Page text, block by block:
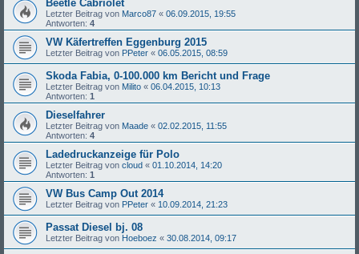
Beetle Cabriolet
Letzter Beitrag von Marco87 « 06.09.2015, 19:55
Antworten: 4
VW Käfertreffen Eggenburg 2015
Letzter Beitrag von PPeter « 06.05.2015, 08:59
Skoda Fabia, 0-100.000 km Bericht und Frage
Letzter Beitrag von Milito « 06.04.2015, 10:13
Antworten: 1
Dieselfahrer
Letzter Beitrag von Maade « 02.02.2015, 11:55
Antworten: 4
Ladedruckanzeige für Polo
Letzter Beitrag von cloud « 01.10.2014, 14:20
Antworten: 1
VW Bus Camp Out 2014
Letzter Beitrag von PPeter « 10.09.2014, 21:23
Passat Diesel bj. 08
Letzter Beitrag von Hoeboez « 30.08.2014, 09:17